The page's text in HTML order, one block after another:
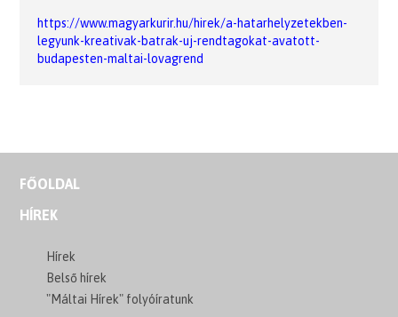
https://www.magyarkurir.hu/hirek/a-hatarhelyzetekben-
legyunk-kreativak-batrak-uj-rendtagokat-avatott-
budapesten-maltai-lovagrend
FŐOLDAL
HÍREK
Hírek
Belső hírek
"Máltai Hírek" folyóíratunk